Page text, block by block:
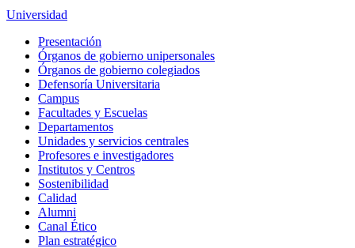
Universidad
Presentación
Órganos de gobierno unipersonales
Órganos de gobierno colegiados
Defensoría Universitaria
Campus
Facultades y Escuelas
Departamentos
Unidades y servicios centrales
Profesores e investigadores
Institutos y Centros
Sostenibilidad
Calidad
Alumni
Canal Ético
Plan estratégico